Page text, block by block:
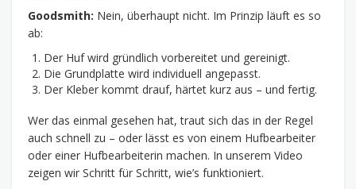
Goodsmith: Nein, überhaupt nicht. Im Prinzip läuft es so
ab:
Der Huf wird gründlich vorbereitet und gereinigt.
Die Grundplatte wird individuell angepasst.
Der Kleber kommt drauf, härtet kurz aus – und fertig.
Wer das einmal gesehen hat, traut sich das in der Regel
auch schnell zu – oder lässt es von einem Hufbearbeiter
oder einer Hufbearbeiterin machen. In unserem Video
zeigen wir Schritt für Schritt, wie’s funktioniert.